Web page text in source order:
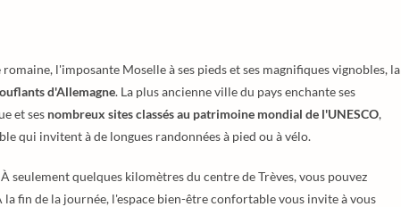
l'imposante Moselle à ses pieds et ses magnifiques vignobles, la
d'Allemagne. La plus ancienne ville du pays enchante ses
et ses nombreux sites classés au patrimoine mondial de l'UNESCO,
qui invitent à de longues randonnées à pied ou à vélo.
seulement quelques kilomètres du centre de Trèves, vous pouvez
fin de la journée, l'espace bien-être confortable vous invite à vous